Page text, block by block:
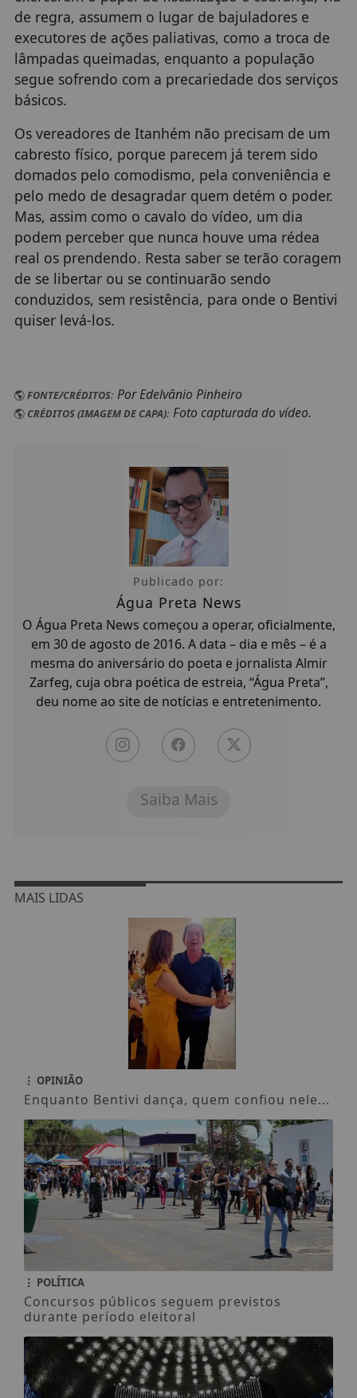
de regra, assumem o lugar de bajuladores e
executores de ações paliativas, como a troca de
lâmpadas queimadas, enquanto a população
segue sofrendo com a precariedade dos serviços
básicos.
Os vereadores de Itanhém não precisam de um
cabresto físico, porque parecem já terem sido
domados pelo comodismo, pela conveniência e
pelo medo de desagradar quem detém o poder.
Mas, assim como o cavalo do vídeo, um dia
podem perceber que nunca houve uma rédea
real os prendendo. Resta saber se terão coragem
de se libertar ou se continuarão sendo
conduzidos, sem resistência, para onde o Bentivi
quiser levá-los.
FONTE/CRÉDITOS:Por Edelvânio Pinheiro
CRÉDITOS (IMAGEM DE CAPA):Foto capturada do vídeo.
Publicado por:
Água Preta News
O Água Preta News começou a operar, oficialmente,
em 30 de agosto de 2016. A data – dia e mês – é a
mesma do aniversário do poeta e jornalista Almir
Zarfeg, cuja obra poética de estreia, “Água Preta”,
deu nome ao site de notícias e entretenimento.
Saiba Mais
MAIS LIDAS
OPINIÃO
Enquanto Bentivi dança, quem confiou nele...
POLÍTICA
Concursos públicos seguem previstos
durante período eleitoral